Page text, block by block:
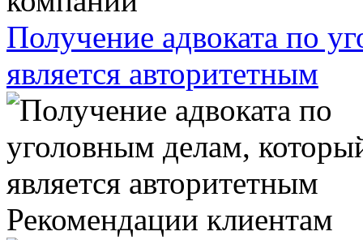
Получение адвоката по
является авторитетным
Рекомендации клиентам